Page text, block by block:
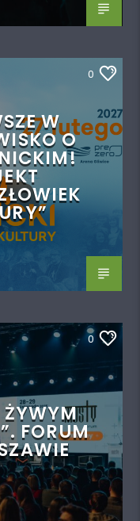
0
W
O
0
ŻYWYM
FORUM